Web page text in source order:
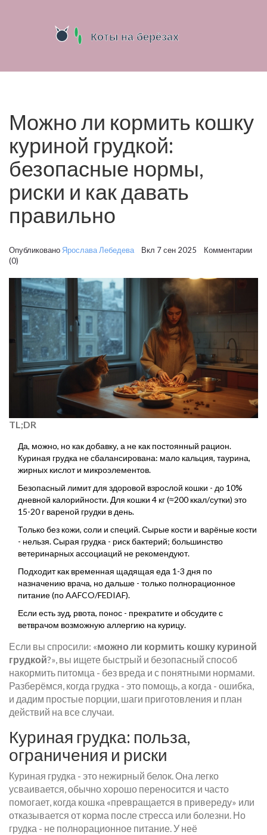
Можно ли кормить кошку
куриной грудкой:
безопасные нормы,
риски и как давать
правильно
Опубликовано Ярослава Лебедева Вкл 7 сен 2025 Комментарии
(0)
TL;DR
Да, можно, но как добавку, а не как постоянный рацион.
Куриная грудка не сбалансирована: мало кальция, таурина,
жирных кислот и микроэлементов.
Безопасный лимит для здоровой взрослой кошки - до 10%
дневной калорийности. Для кошки 4 кг (≈200 ккал/сутки) это
15-20 г вареной грудки в день.
Только без кожи, соли и специй. Сырые кости и варёные кости
- нельзя. Сырая грудка - риск бактерий; большинство
ветеринарных ассоциаций не рекомендуют.
Подходит как временная щадящая еда 1-3 дня по
назначению врача, но дальше - только полнорационное
питание (по AAFCO/FEDIAF).
Если есть зуд, рвота, понос - прекратите и обсудите с
ветврачом возможную аллергию на курицу.
Если вы спросили: «можно ли кормить кошку куриной
грудкой?», вы ищете быстрый и безопасный способ
накормить питомца - без вреда и с понятными нормами.
Разберёмся, когда грудка - это помощь, а когда - ошибка,
и дадим простые порции, шаги приготовления и план
действий на все случаи.
Куриная грудка: польза,
ограничения и риски
Куриная грудка - это нежирный белок. Она легко
усваивается, обычно хорошо переносится и часто
помогает, когда кошка «превращается в привереду» или
отказывается от корма после стресса или болезни. Но
грудка - не полнорационное питание. У неё